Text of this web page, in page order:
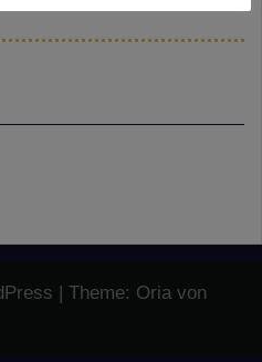
| Theme: Oria von